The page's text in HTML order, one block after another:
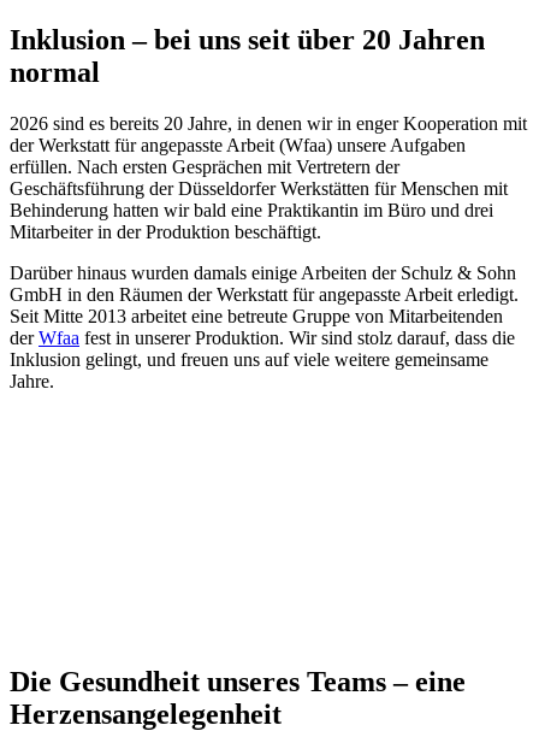
Inklusion – bei uns seit über 20 Jahren
normal
2026 sind es bereits 20 Jahre, in denen wir in enger Kooperation mit
der Werkstatt für angepasste Arbeit (Wfaa) unsere Aufgaben
erfüllen. Nach ersten Gesprächen mit Vertretern der
Geschäftsführung der Düsseldorfer Werkstätten für Menschen mit
Behinderung hatten wir bald eine Praktikantin im Büro und drei
Mitarbeiter in der Produktion beschäftigt.
Darüber hinaus wurden damals einige Arbeiten der Schulz & Sohn
GmbH in den Räumen der Werkstatt für angepasste Arbeit erledigt.
Seit Mitte 2013 arbeitet eine betreute Gruppe von Mitarbeitenden
derWfaa fest in unserer Produktion. Wir sind stolz darauf, dass die
Inklusion gelingt, und freuen uns auf viele weitere gemeinsame
Jahre.
Die Gesundheit unseres Teams – eine
Herzensangelegenheit